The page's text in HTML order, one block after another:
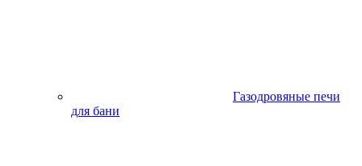
Газодровяные печи
для бани